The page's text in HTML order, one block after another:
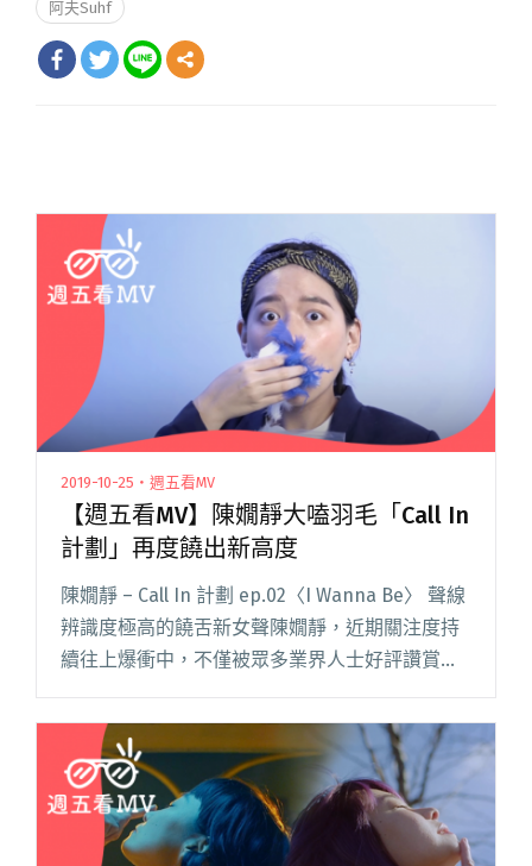
阿夫Suhf
2019-10-25・週五看MV
【週五看MV】陳嫺靜大嗑羽毛「Call In
計劃」再度饒出新高度
陳嫺靜 – Call In 計劃 ep.02〈I Wanna Be〉 聲線
辨識度極高的饒舌新女聲陳嫺靜，近期關注度持
續往上爆衝中，不僅被眾多業界人士好評讚賞，
也相繼與不同音樂人合作，像是之前在鄭宜農
〈街仔路雨落袂停〉歌曲中摻一咖閱讀全文
"【週五看MV】陳嫺靜大嗑羽毛「Call In 計劃」
再度饒出新高度"